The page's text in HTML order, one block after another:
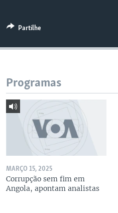
Partilhe
Programas
MARÇO 15, 2025
Corrupção sem fim em
Angola, apontam analistas